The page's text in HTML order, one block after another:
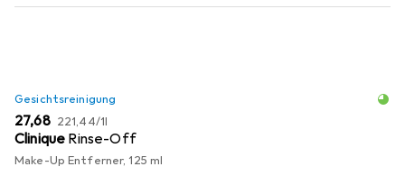
Gesichtsreinigung
EUR
27,68 EUR
221,44/1l
Clinique Rinse-Off
Make-Up Entferner, 125 ml